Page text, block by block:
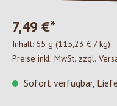
7,49 €*
Inhalt: 65 g (115,23 € / kg)
Preise inkl. MwSt. zzgl.
Sofort verfügbar,